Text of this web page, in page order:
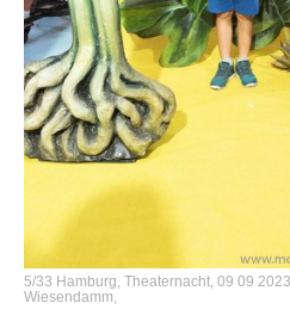
5/33 Hamburg, Theaternacht, 09 09
Wiesendamm,